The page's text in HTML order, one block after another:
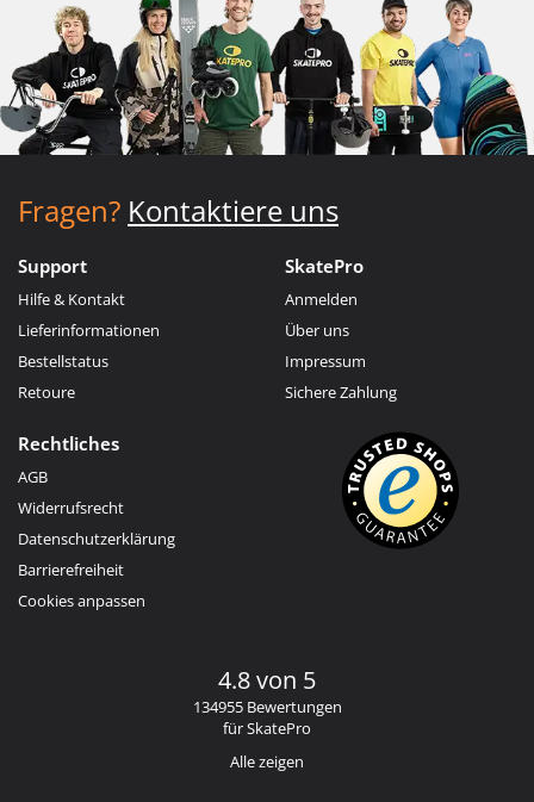
Fragen? Kontaktiere uns
Support
Hilfe & Kontakt
Lieferinformationen
Bestellstatus
Retoure
SkatePro
Anmelden
Über uns
Impressum
Sichere Zahlung
Rechtliches
AGB
Widerrufsrecht
Datenschutzerklärung
Barrierefreiheit
Cookies anpassen
4.8 von 5
134955 Bewertungen
für SkatePro
Alle zeigen